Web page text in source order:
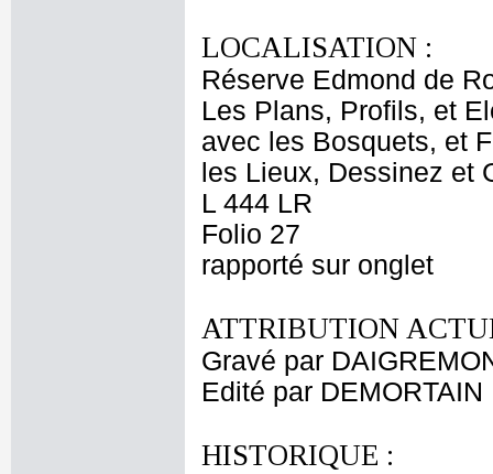
LOCALISATION :
Réserve Edmond de
Les Plans, Profils, et
avec les Bosquets, et
les Lieux, Dessinez et
L 444 LR
Folio 27
rapporté sur onglet
ATTRIBUTION
Gravé par
Edité par DEMORTAIN
HISTORIQUE :